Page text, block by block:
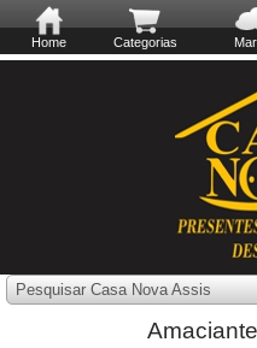
Home Categorias
Pesquisar Casa Nova Assis